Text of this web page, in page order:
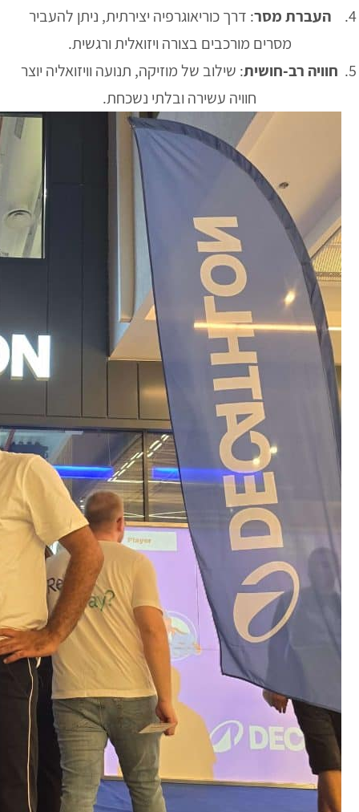
העברת מסר: דרך כוריאוגרפיה יצירתית, ניתן להעביר
מסרים מורכבים בצורה ויזואלית ורגשית.
חוויה רב-חושית: שילוב של מוזיקה, תנועה וויזואליה יוצר
חוויה עשירה ובלתי נשכחת.